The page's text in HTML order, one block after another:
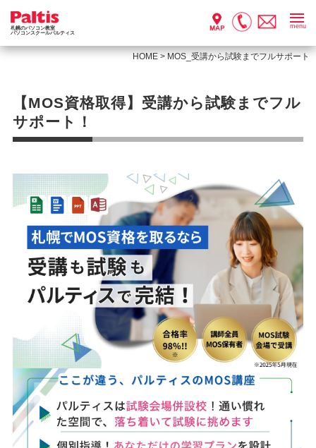
札幌のパソコン教室
パソコンスクールパルティス
menu
HOME > MOS_受講から試験までフルサポート
【MOS資格取得】受講から試験までフル
サポート！